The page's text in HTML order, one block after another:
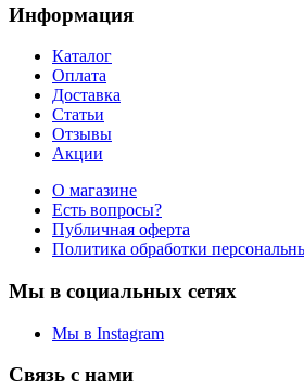
Информация
Каталог
Оплата
Доставка
Статьи
Отзывы
Акции
О магазине
Есть вопросы?
Публичная оферта
Политика обработки
Мы в социальных сетях
Мы в Instagram
Связь с нами